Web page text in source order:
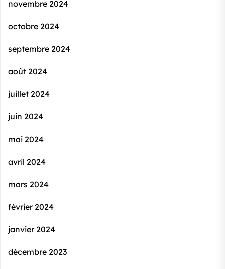
novembre 2024
octobre 2024
septembre 2024
août 2024
juillet 2024
juin 2024
mai 2024
avril 2024
mars 2024
février 2024
janvier 2024
décembre 2023